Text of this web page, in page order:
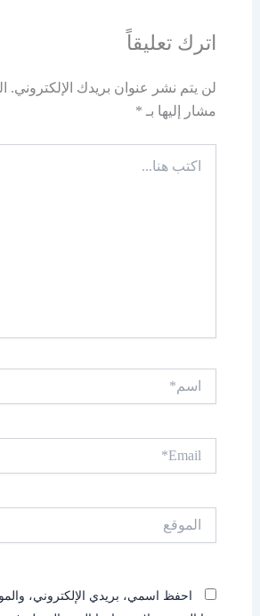
اترك تعليقاً
لن يتم نشر عنوان بريدك الإلكتروني.
مشار إليها بـ *
هنا...
احفظ اسمي، بريدي الإلكتروني،